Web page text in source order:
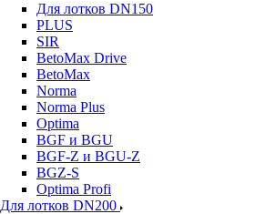
Для лотков DN150
PLUS
SIR
BetoMax Drive
BetoMax
Norma
Norma Plus
Optima
BGF и BGU
BGF-Z и BGU-Z
BGZ-S
Optima Profi
Для лотков DN200